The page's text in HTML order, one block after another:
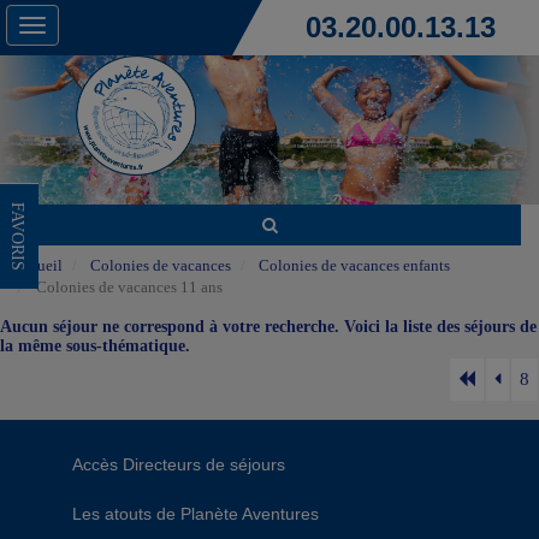
Toggle
navigation
03.20.00.13.13
FAVORIS
Accueil Colonies de vacances
Colonies de vacances enfants
Colonies de vacances 11 ans
Aucun séjour ne correspond à votre recherche. Voici la liste des séjours de
la même sous-thématique.
8
Accès Directeurs de séjours
Les atouts de Planète Aventures